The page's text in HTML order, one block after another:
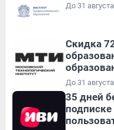
До 31
Скидка
До 31
35 дней